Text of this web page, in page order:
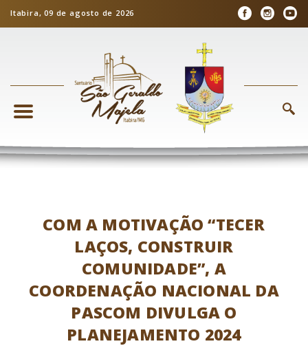
Itabira, 09 de agosto de 2026
COM A MOTIVAÇÃO “TECER
LAÇOS, CONSTRUIR
COMUNIDADE”, A
COORDENAÇÃO NACIONAL DA
PASCOM DIVULGA O
PLANEJAMENTO 2024